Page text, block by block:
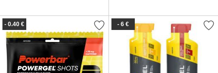
- 0.40 € - 6 €